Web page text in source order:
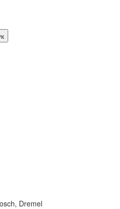
Dremel